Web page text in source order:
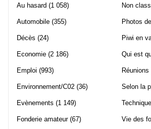
Au hasard (1 058)
Automobile (355)
Décès (24)
Economie (2 186)
Emploi (993)
Environnement/C02 (36)
Evènements (1 149)
Fonderie amateur(67)
Non
Photos
Piwi en
Qui est
Réunions
Selon la
Technique
Vie des